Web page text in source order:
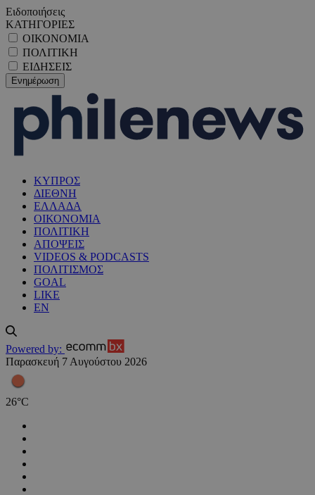
Ειδοποιήσεις
ΚΑΤΗΓΟΡΙΕΣ
ΟΙΚΟΝΟΜΙΑ
ΠΟΛΙΤΙΚΗ
ΕΙΔΗΣΕΙΣ
ΚΥΠΡΟΣ
ΔΙΕΘΝΗ
ΕΛΛΑΔΑ
ΟΙΚΟΝΟΜΙΑ
ΠΟΛΙΤΙΚΗ
ΑΠΟΨΕΙΣ
VIDEOS & PODCASTS
ΠΟΛΙΤΙΣΜΟΣ
GOAL
LIKE
EN
Powered by:
Παρασκευή 7 Αυγούστου 2026
26°C